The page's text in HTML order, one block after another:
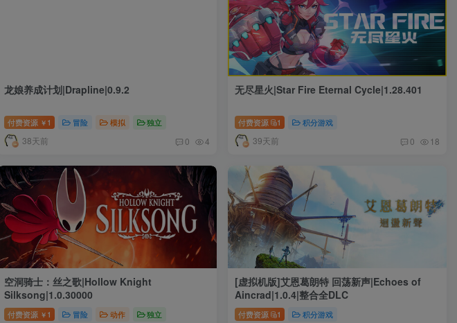
龙娘养成计划|Drapline|0.9.2
付费资源 ￥ 1 冒险 模拟 独立
38天前 0 4
无尽星火|Star Fire Eternal Cycle|1.28.401
付费资源 1 积分游戏
39天前 0 18
空洞骑士：丝之歌|Hollow Knight
Silksong|1.0.30000
付费资源 ￥ 1 冒险 动作 独立
[虚拟机版]艾恩葛朗特 回荡新声|Echoes of
Aincrad|1.0.4|整合全DLC
付费资源 1 积分游戏